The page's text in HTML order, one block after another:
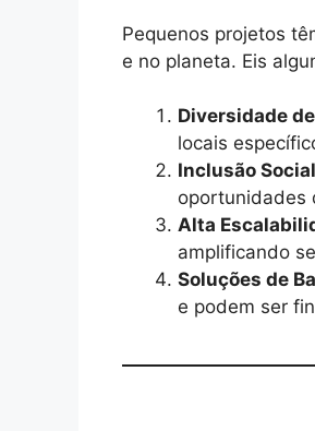
Pequenos projetos
e no planeta. Eis
Diversidade
locais
Inclusão
oportunidades
Alta
amplificando
Soluções de
e podem ser